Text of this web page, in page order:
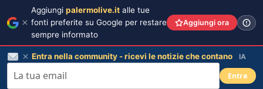
Aggiungi palermolive.it alle tue
fonti preferite su Google per restare
sempre informato
Aggiungi ora
Entra nella community - ricevi le notizie che contano IA
Entra